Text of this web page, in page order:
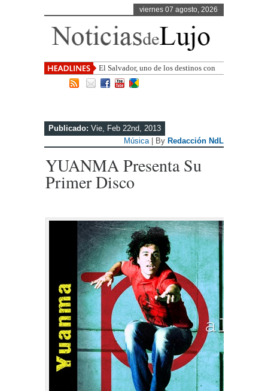
viernes 07 agosto, 2026
El Salvador, uno de los destinos con
mayor proyección de Centroamérica
Publicado: Vie, Feb 22nd, 2013
Música| By Redacción NdL
YUANMA Presenta Su
Primer Disco